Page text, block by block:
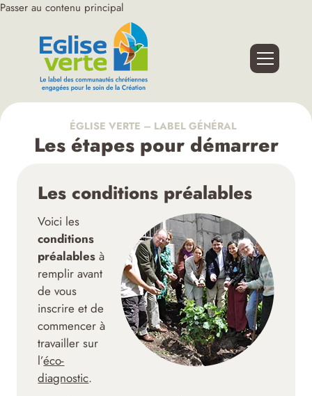
Passer au contenu principal
ÉGLISE VERTE – LABEL GÉNÉRAL
Les étapes pour démarrer
Les conditions préalables
Voici les
conditions
préalables à
remplir avant
de vous
inscrire et de
commencer à
travailler sur
l’éco-
diagnostic.